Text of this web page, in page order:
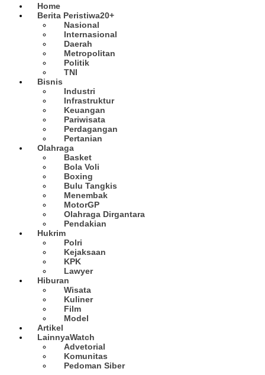
Home
Berita Peristiwa20+
Nasional
Internasional
Daerah
Metropolitan
Politik
TNI
Bisnis
Industri
Infrastruktur
Keuangan
Pariwisata
Perdagangan
Pertanian
Olahraga
Basket
Bola Voli
Boxing
Bulu Tangkis
Menembak
MotorGP
Olahraga Dirgantara
Pendakian
Hukrim
Polri
Kejaksaan
KPK
Lawyer
Hiburan
Wisata
Kuliner
Film
Model
Artikel
LainnyaWatch
Advetorial
Komunitas
Pedoman Siber